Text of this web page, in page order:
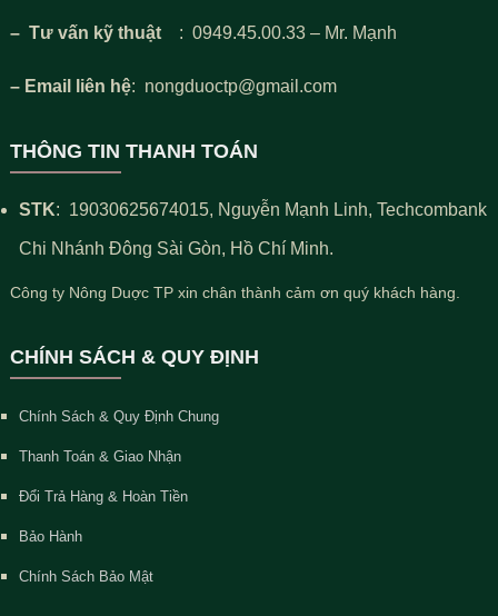
– Tư vấn kỹ thuật : 0949.45.00.33 – Mr. Mạnh
– Email liên hệ: nongduoctp@gmail.com
THÔNG TIN THANH TOÁN
STK: 19030625674015, Nguyễn Mạnh Linh, Techcombank
Chi Nhánh Đông Sài Gòn, Hồ Chí Minh.
Công ty Nông Duợc TP xin chân thành cảm ơn quý khách hàng.
CHÍNH SÁCH & QUY ĐỊNH
Chính Sách & Quy Định Chung
Thanh Toán & Giao Nhận
Đổi Trả Hàng & Hoàn Tiền
Bảo Hành
Chính Sách Bảo Mật